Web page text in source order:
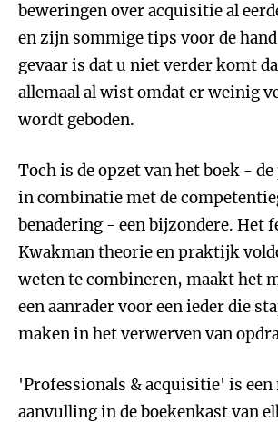
beweringen over acquisitie al
en zijn sommige tips voor de
gevaar is dat u niet verder komt
allemaal al wist omdat er weinig
wordt geboden.
Toch is de opzet van het boek -
in combinatie met de
benadering - een bijzondere. Het
Kwakman theorie en praktijk
weten te combineren, maakt het
een aanrader voor een ieder die
maken in het verwerven van
'Professionals & acquisitie' is
aanvulling in de boekenkast van